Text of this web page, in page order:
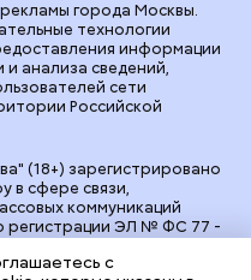
(18+) зарегистрировано
в сфере связи,
коммуникаций
регистрации ЭЛ № ФС 77 -
vm.ru: Александр
города Москвы.
технологии
информации
анализа сведений,
сети
Российской
с